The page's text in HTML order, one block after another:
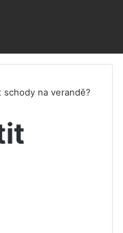
schody na verandě?